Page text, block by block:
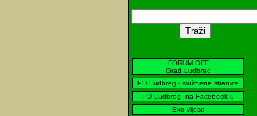
FORUM OFF
Grad Ludbreg
PD Ludbreg - službene stranice
PD Ludbreg- na Facebook-u
Eko vijesti